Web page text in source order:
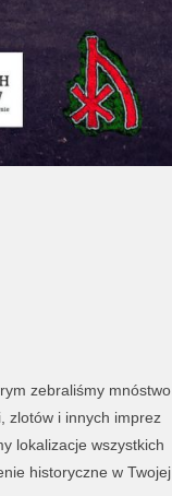
zebraliśmy mnóstwo
zlotów i innych imprez
lokalizacje wszystkich
historyczne w Twojej